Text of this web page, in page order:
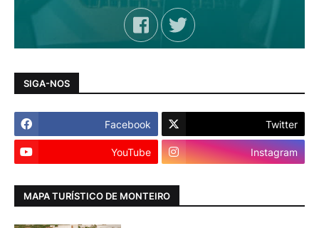
SIGA-NOS
Facebook Twitter
YouTube Instagram
MAPA TURÍSTICO DE MONTEIRO